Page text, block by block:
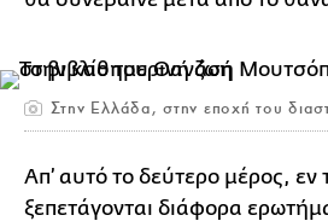
Στην Ελλάδα, στην εποχή του
Απ’ αυτό το δεύτερο μέρος, εν
ξεπετάγονται διάφορα